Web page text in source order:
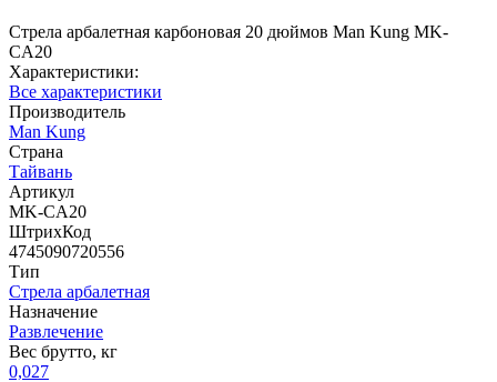
Стрела арбалетная карбоновая 20 дюймов Man Kung MK-
CA20
Характеристики:
Все характеристики
Производитель
Man Kung
Страна
Тайвань
Артикул
MK-CA20
ШтрихКод
4745090720556
Тип
Стрела арбалетная
Назначение
Развлечение
Вес брутто, кг
0,027